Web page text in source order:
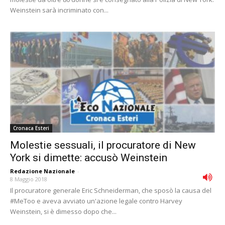
Weinstein sarà incriminato con...
Cronaca Esteri
Molestie sessuali, il procuratore di New
York si dimette: accusò Weinstein
Redazione Nazionale -
8 Maggio 2018
Il procuratore generale Eric Schneiderman, che sposò la causa del
#MeToo e aveva avviato un'azione legale contro Harvey
Weinstein, si è dimesso dopo che...